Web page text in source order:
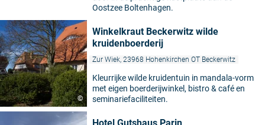
Oostzee Boltenhagen.
©
Winkelkraut Beckerwitz wilde
kruidenboerderij
Zur Wiek, 23968 Hohenkirchen OT Beckerwitz
Kleurrijke wilde kruidentuin in mandala-vorm
met eigen boerderijwinkel, bistro & café en
seminariefaciliteiten.